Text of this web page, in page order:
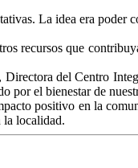
La idea era
recursos que
del Centro
por el bienestar de
positivo en la
la localidad.